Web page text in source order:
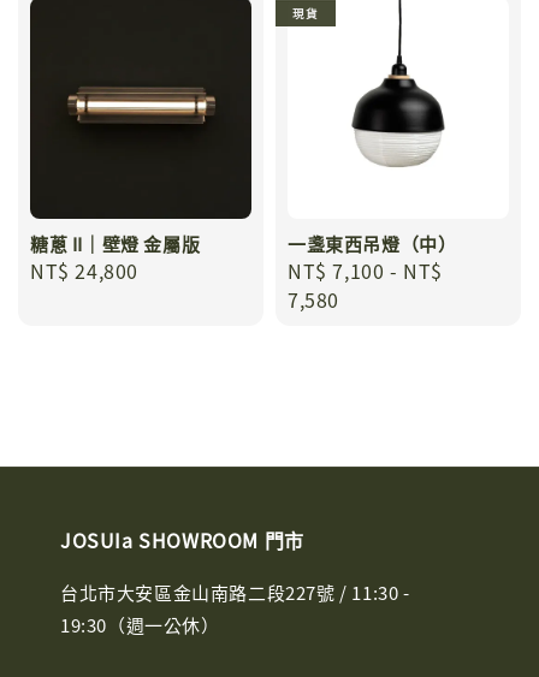
糖蔥 II｜壁燈 金屬版
Regular
NT$ 24,800
現貨
一盞東西吊燈（中）
Regular
price
NT$ 7,100 - NT$
7,580
JOSUIa SHOWROOM 門市
台北市大安區金山南路二段227號 / 11:30 -
19:30（週一公休）